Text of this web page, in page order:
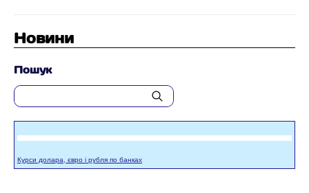
Новини
Пошук
Курси долара, євро і рубля по банках